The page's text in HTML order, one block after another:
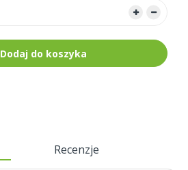
Dodaj do koszyka
Recenzje